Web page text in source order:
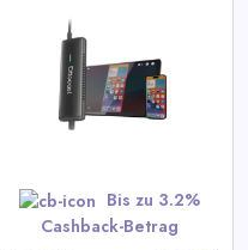
Bis zu 3.2%
Cashback-Betrag